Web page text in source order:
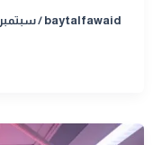
baytalfawaid
/سبتمبر 28, 2024